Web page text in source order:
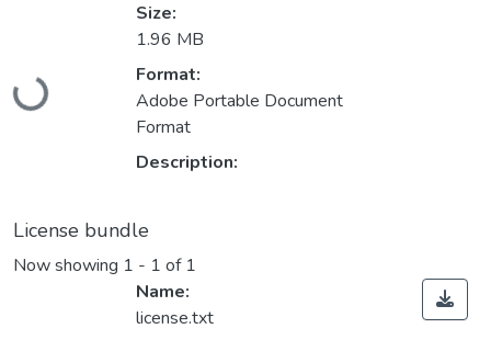
Loading...
Size:
1.96 MB
Format:
Adobe Portable Document
Format
Description:
License bundle
Now showing 1 - 1 of 1
Name:
license.txt